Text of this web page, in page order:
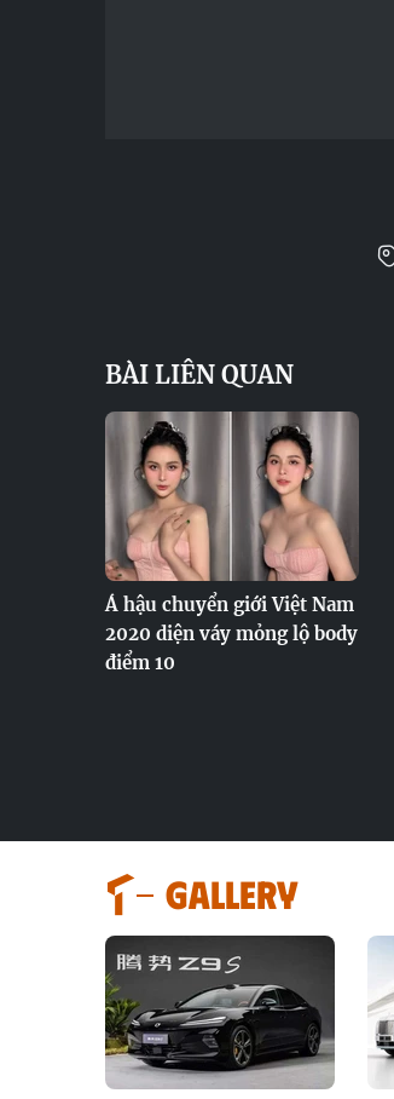
BÀI LIÊN QUAN
Á hậu chuyển giới Việt Nam
2020 diện váy mỏng lộ body
điểm 10
GALLERY